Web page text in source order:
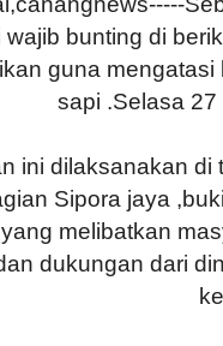
wajib bunting di
guna mengatasi
sapi .Selasa
ini dilaksanakan di
Sipora jaya
melibatkan
dukungan dari